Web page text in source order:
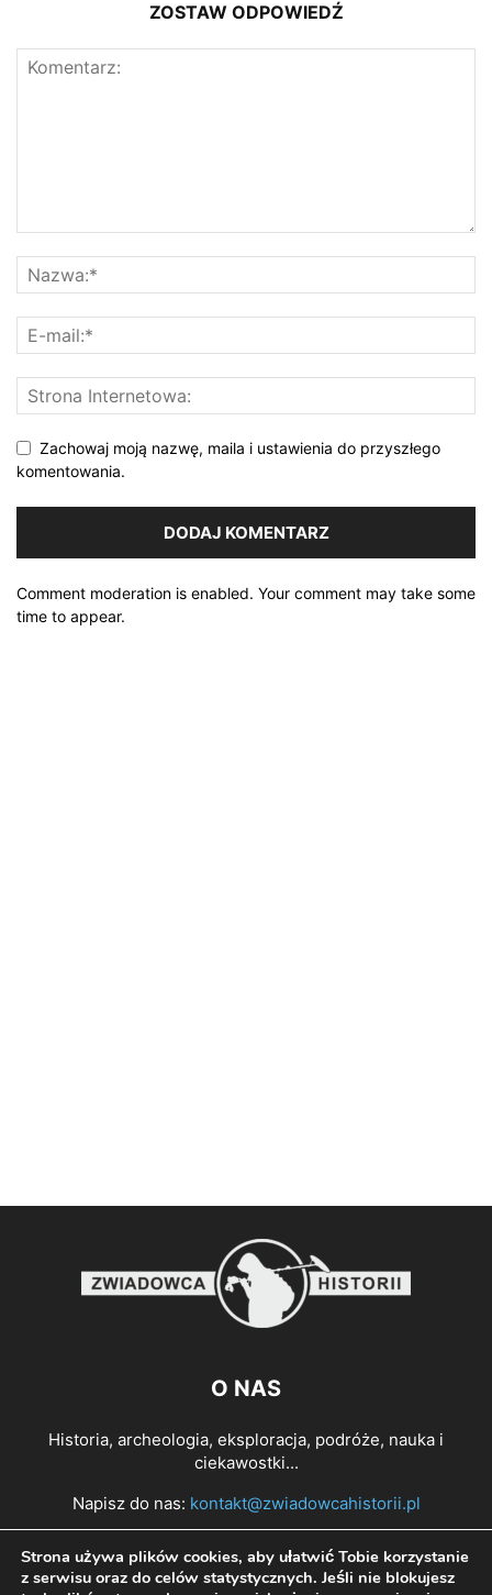
ZOSTAW ODPOWIEDŹ
Zachowaj moją nazwę, maila i ustawienia do przyszłego
komentowania.
Comment moderation is enabled. Your comment may take some
time to appear.
O NAS
Historia, archeologia, eksploracja, podróże, nauka i
ciekawostki...
Napisz do nas: kontakt@zwiadowcahistorii.pl
PODĄŻAJ ZA NAMI
Strona używa plików cookies, aby ułatwić Tobie korzystanie
z serwisu oraz do celów statystycznych. Jeśli nie blokujesz